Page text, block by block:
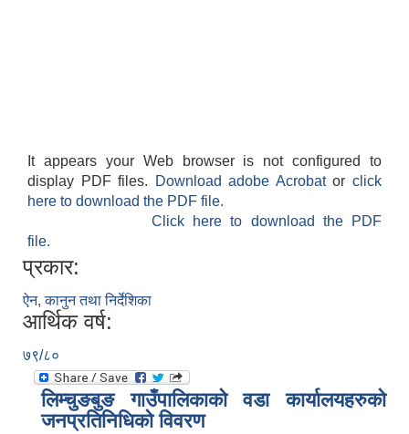
It appears your Web browser is not configured to
display PDF files.
Download adobe Acrobatorclick
here to download the PDF file.
Click here to download the PDF
file.
प्रकार:
ऐन, कानुन तथा निर्देशिका
आर्थिक वर्ष:
७९/८०
लिम्चुङबुङ गाउँपालिकाकाे वडा कार्यालयहरुकाे
जनप्रतिनिधिकाे विवरण